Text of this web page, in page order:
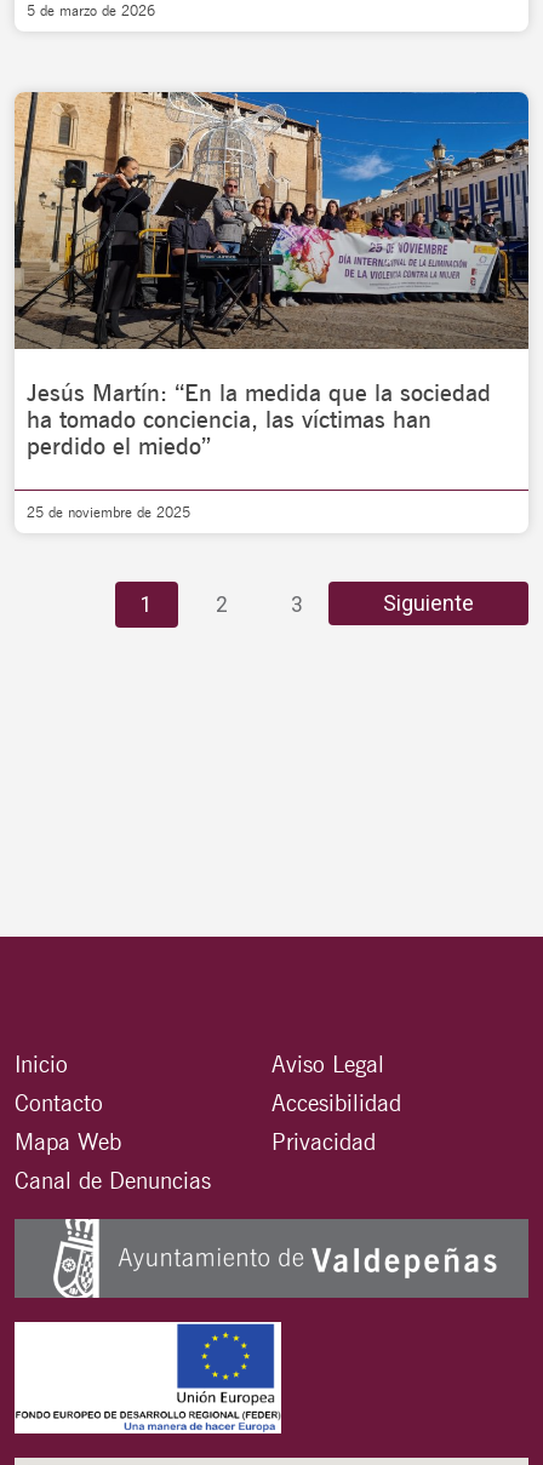
5 de marzo de 2026
Jesús Martín: “En la medida que la sociedad
ha tomado conciencia, las víctimas han
perdido el miedo”
25 de noviembre de 2025
1 2 3 5
Siguiente
Inicio
Contacto
Mapa Web
Canal de Denuncias
Aviso Legal
Accesibilidad
Privacidad